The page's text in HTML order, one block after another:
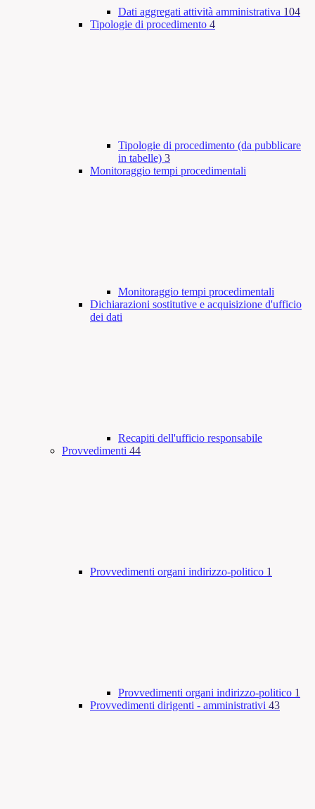
Dati aggregati attività amministrativa 104
Tipologie di procedimento 4
Tipologie di procedimento (da pubblicare
in tabelle) 3
Monitoraggio tempi procedimentali
Monitoraggio tempi procedimentali
Dichiarazioni sostitutive e acquisizione d'ufficio
dei dati
Recapiti dell'ufficio responsabile
Provvedimenti 44
Provvedimenti organi indirizzo-politico 1
Provvedimenti organi indirizzo-politico 1
Provvedimenti dirigenti - amministrativi 43